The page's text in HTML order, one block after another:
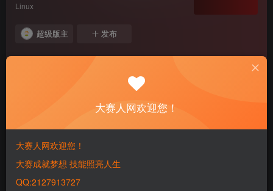
Linux
超级版主 发布
热门
大赛人网欢迎您！
大赛人网欢迎您！
大赛成就梦想 技能照亮人生
QQ:2127913727